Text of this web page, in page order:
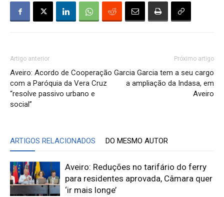
Artigo anterior
Aveiro: Acordo de Cooperação
com a Paróquia da Vera Cruz
“resolve passivo urbano e
social”
Próximo artigo
Garcia Garcia tem a seu cargo
a ampliação da Indasa, em
Aveiro
ARTIGOS RELACIONADOS DO MESMO AUTOR
Aveiro: Reduções no tarifário do ferry
para residentes aprovada, Câmara quer
‘ir mais longe’